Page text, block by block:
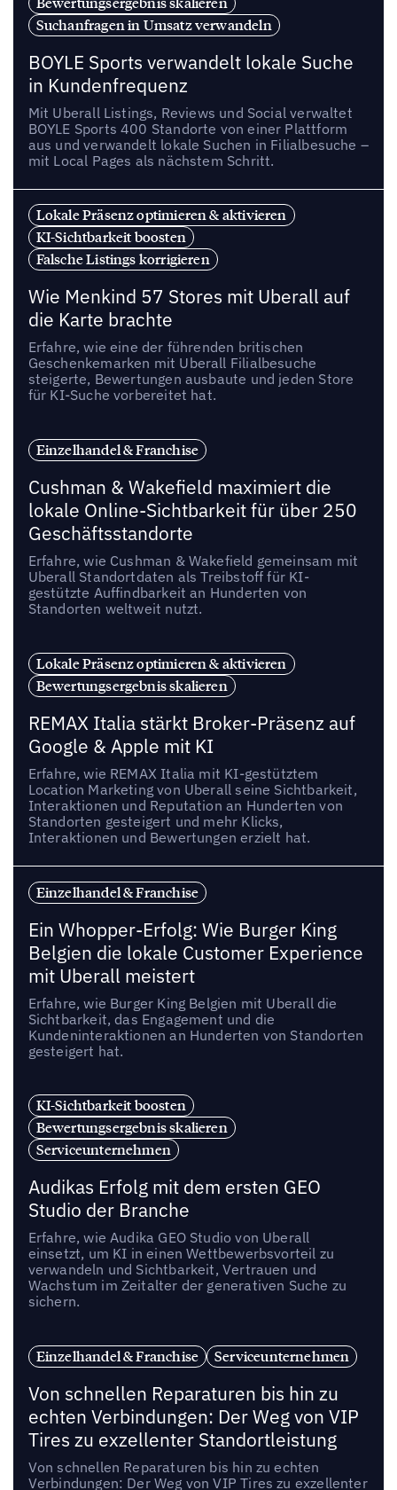
Suchanfragen in Umsatz verwandeln
BOYLE Sports verwandelt lokale Suche
in Kundenfrequenz
Mit Uberall Listings, Reviews und Social verwaltet
BOYLE Sports 400 Standorte von einer Plattform
aus und verwandelt lokale Suchen in Filialbesuche –
mit Local Pages als nächstem Schritt.
Lokale Präsenz optimieren & aktivieren
KI-Sichtbarkeit boosten
Falsche Listings korrigieren
Wie Menkind 57 Stores mit Uberall auf
die Karte brachte
Erfahre, wie eine der führenden britischen
Geschenkemarken mit Uberall Filialbesuche
steigerte, Bewertungen ausbaute und jeden Store
für KI-Suche vorbereitet hat.
Einzelhandel & Franchise
Cushman & Wakefield maximiert die
lokale Online-Sichtbarkeit für über 250
Geschäftsstandorte
Erfahre, wie Cushman & Wakefield gemeinsam mit
Uberall Standortdaten als Treibstoff für KI-
gestützte Auffindbarkeit an Hunderten von
Standorten weltweit nutzt.
Lokale Präsenz optimieren & aktivieren
Bewertungsergebnis skalieren
REMAX Italia stärkt Broker-Präsenz auf
Google & Apple mit KI
Erfahre, wie REMAX Italia mit KI-gestütztem
Location Marketing von Uberall seine Sichtbarkeit,
Interaktionen und Reputation an Hunderten von
Standorten gesteigert und mehr Klicks,
Interaktionen und Bewertungen erzielt hat.
Einzelhandel & Franchise
Ein Whopper-Erfolg: Wie Burger King
Belgien die lokale Customer Experience
mit Uberall meistert
Erfahre, wie Burger King Belgien mit Uberall die
Sichtbarkeit, das Engagement und die
Kundeninteraktionen an Hunderten von Standorten
gesteigert hat.
KI-Sichtbarkeit boosten
Bewertungsergebnis skalieren
Serviceunternehmen
Audikas Erfolg mit dem ersten GEO
Studio der Branche
Erfahre, wie Audika GEO Studio von Uberall
einsetzt, um KI in einen Wettbewerbsvorteil zu
verwandeln und Sichtbarkeit, Vertrauen und
Wachstum im Zeitalter der generativen Suche zu
sichern.
Einzelhandel & Franchise Serviceunternehmen
Von schnellen Reparaturen bis hin zu
echten Verbindungen: Der Weg von VIP
Tires zu exzellenter Standortleistung
Von schnellen Reparaturen bis hin zu echten
Verbindungen: Der Weg von VIP Tires zu exzellenter